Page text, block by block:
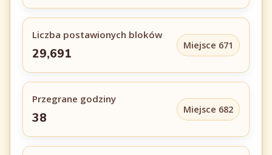
Liczba postawionych bloków
29,691
Miejsce 671
Przegrane godziny
38
Miejsce 682